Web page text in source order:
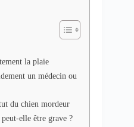
la plaie
un médecin ou
du chien mordeur
elle être grave ?